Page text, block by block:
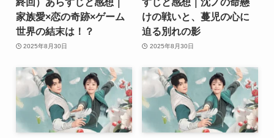
家族愛×恋の奇跡×ゲーム
世界の結末は！？
2025年8月30日
けの戦いと、蔓児の心に
迫る別れの影
2025年8月30日